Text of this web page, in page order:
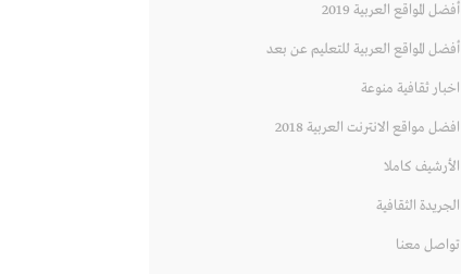
أفضل المواقع العربية 2019
أفضل المواقع العربية للتعليم عن بعد
اخبار ثقافية منوعة
افضل مواقع الانترنت العربية 2018
الأرشيف كاملا
الجريدة الثقافية
تواصل معنا